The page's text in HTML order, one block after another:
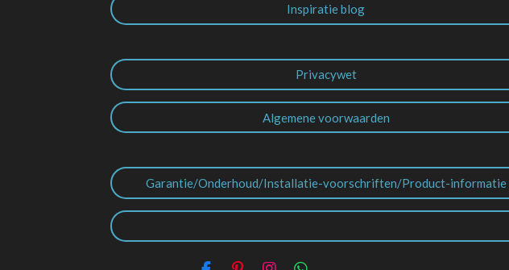
Inspiratie blog
Privacywet
Algemene voorwaarden
Garantie/Onderhoud/Installatie-voorschriften/Product-informatie